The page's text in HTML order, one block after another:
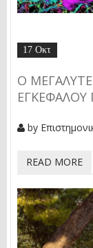
17 Οκτ
O
ΕΓΚΕΦΆΛΟΥ
by
READ MORE